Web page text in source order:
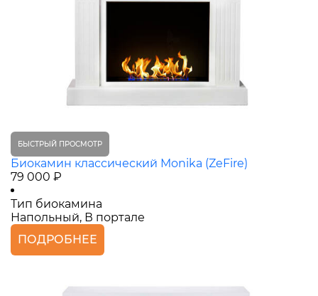
БЫСТРЫЙ ПРОСМОТР
Биокамин классический Monika (ZeFire)
79 000 ₽
Тип биокамина
Напольный, В портале
ПОДРОБНЕЕ